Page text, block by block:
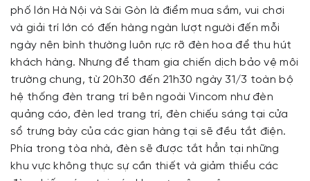
phố lớn Hà Nội và Sài Gòn là điểm mua sắm, vui chơi
và giải trí lớn có đến hàng ngàn lượt người đến mỗi
ngày nên bình thường luôn rực rỡ đèn hoa để thu hút
khách hàng. Nhưng để tham gia chiến dịch bảo vệ môi
trường chung, từ 20h30 đến 21h30 ngày 31/3 toàn bộ
hệ thống đèn trang trí bên ngoài Vincom như đèn
quảng cáo, đèn led trang trí, đèn chiếu sáng tại cửa
sổ trưng bày của các gian hàng tại sẽ đều tắt điện.
Phía trong tòa nhà, đèn sẽ được tắt hẳn tại những
khu vực không thực sự cần thiết và giảm thiểu các